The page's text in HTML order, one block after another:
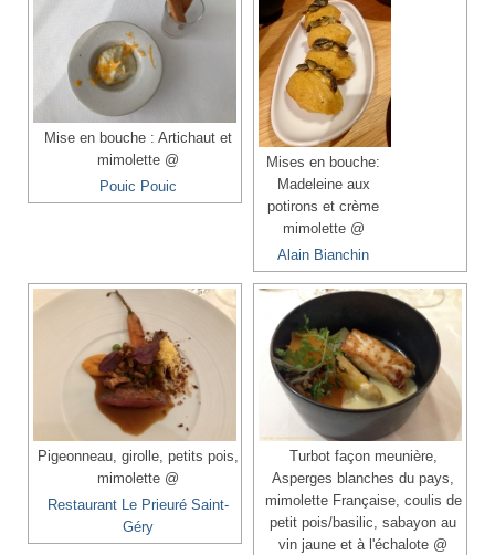
Mise en bouche : Artichaut et
mimolette @
Pouic Pouic
Mises en bouche:
Madeleine aux
potirons et crème
mimolette @
Alain Bianchin
Pigeonneau, girolle, petits pois,
mimolette @
Restaurant Le Prieuré Saint-
Géry
Turbot façon meunière,
Asperges blanches du pays,
mimolette Française, coulis de
petit pois/basilic, sabayon au
vin jaune et à l'échalote @